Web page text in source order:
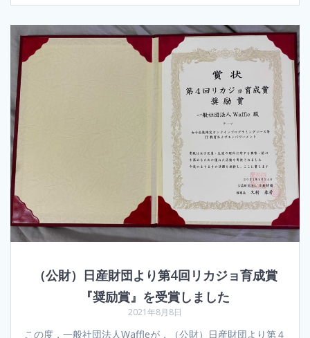
（公財）日産財団より第4回リカジョ育成賞
『奨励賞』を受賞しました
2021年8月8日
この度，一般社団法人Waffleが，（公財）日産財団より第４